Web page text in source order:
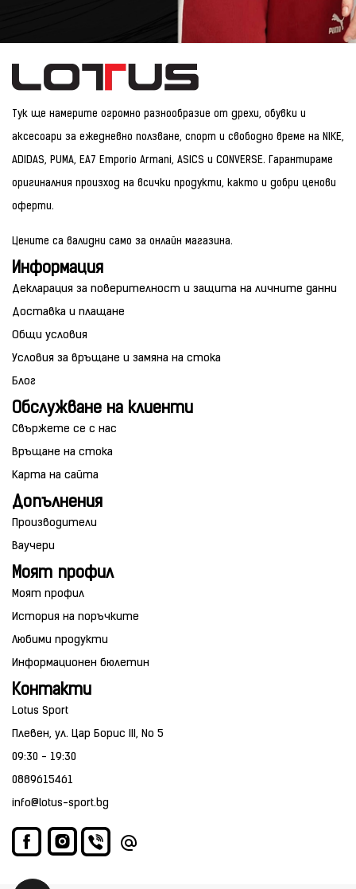
Тук ще намерите огромно разнообразие от дрехи, обувки и
аксесоари за ежедневно ползване, спорт и свободно време на NIKE,
ADIDAS, PUMA, EA7 Emporio Armani, ASICS и CONVERSE. Гарантираме
оригиналния произход на всички продукти, както и добри ценови
оферти.
Цените са валидни само за онлайн магазина.
Информация
Декларация за поверителност и защита на личните данни
Доставка и плащане
Общи условия
Условия за връщане и замяна на стока
Блог
Обслужване на клиенти
Свържете се с нас
Връщане на стока
Карта на сайта
Допълнения
Производители
Ваучери
Моят профил
Моят профил
История на поръчките
Любими продукти
Информационен бюлетин
Контакти
Lotus Sport
Плевен, ул. Цар Борис III, No 5
09:30 - 19:30
0889615461
info@lotus-sport.bg